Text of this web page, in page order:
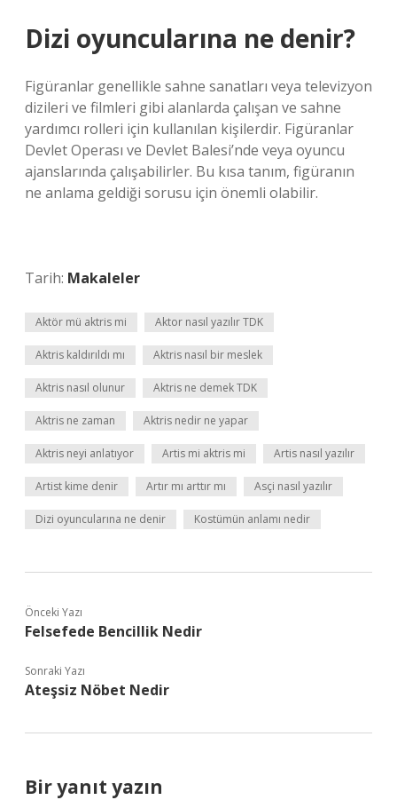
Dizi oyuncularına ne denir?
Figüranlar genellikle sahne sanatları veya televizyon
dizileri ve filmleri gibi alanlarda çalışan ve sahne
yardımcı rolleri için kullanılan kişilerdir. Figüranlar
Devlet Operası ve Devlet Balesi’nde veya oyuncu
ajanslarında çalışabilirler. Bu kısa tanım, figüranın
ne anlama geldiği sorusu için önemli olabilir.
Tarih: Makaleler
Aktör mü aktris mi Aktor nasıl yazılır TDK
Aktris kaldırıldı mı Aktris nasıl bir meslek
Aktris nasıl olunur Aktris ne demek TDK
Aktris ne zaman Aktris nedir ne yapar
Aktris neyi anlatıyor Artis mi aktris mi Artis nasıl yazılır
Artist kime denir Artır mı arttır mı Asçi nasıl yazılır
Dizi oyuncularına ne denir Kostümün anlamı nedir
Önceki Yazı
Felsefede Bencillik Nedir
Sonraki Yazı
Ateşsiz Nöbet Nedir
Bir yanıt yazın